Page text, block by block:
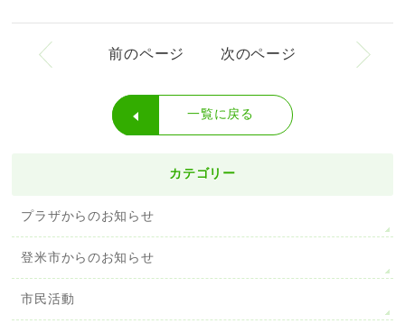
前のページ 次のページ
一覧に戻る
カテゴリー
プラザからのお知らせ
登米市からのお知らせ
市民活動